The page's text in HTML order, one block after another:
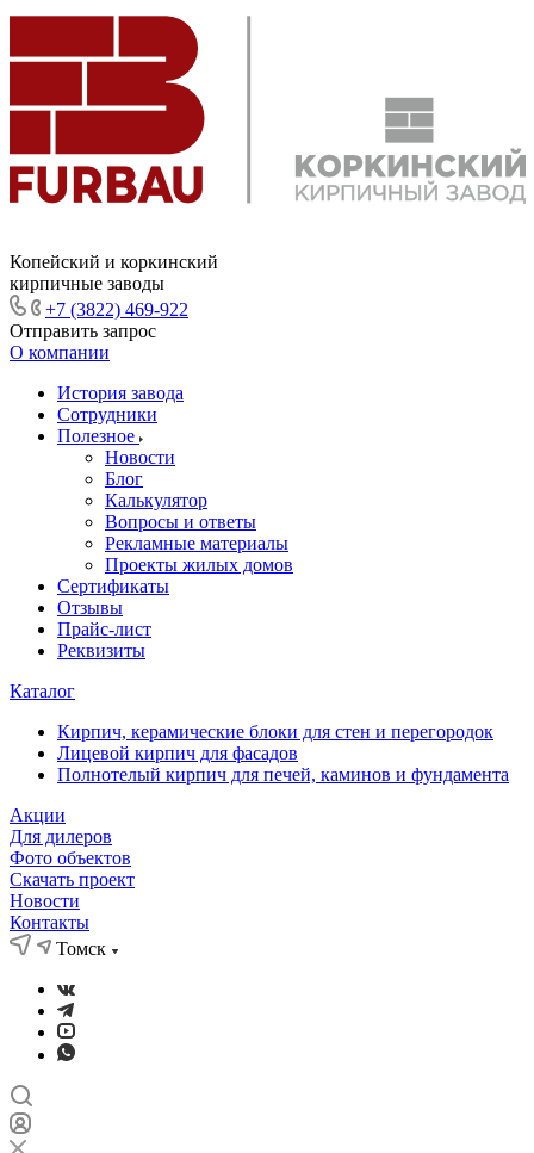
Копейский и коркинский
кирпичные заводы
+7 (3822) 469-922
Отправить запрос
О компании
История завода
Сотрудники
Полезное
Новости
Блог
Калькулятор
Вопросы и ответы
Рекламные материалы
Проекты жилых домов
Сертификаты
Отзывы
Прайс-лист
Реквизиты
Каталог
Кирпич, керамические блоки для стен и перегородок
Лицевой кирпич для фасадов
Полнотелый кирпич для печей, каминов и фундамента
Акции
Для дилеров
Фото объектов
Скачать проект
Новости
Контакты
Томск